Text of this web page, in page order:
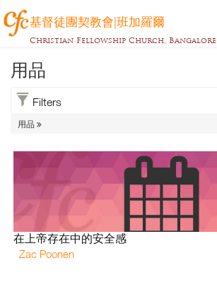
基督徒團契教會|班加羅爾
Christian Fellowship Church, Bangalore
用品
Filters
用品
在上帝存在中的安全感
Zac Poonen